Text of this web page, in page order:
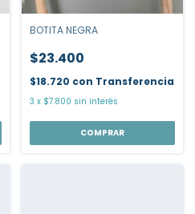
BOTITA NEGRA
$23.400
$18.720 con Transferencia
3 x $7.800 sin interés
COMPRAR